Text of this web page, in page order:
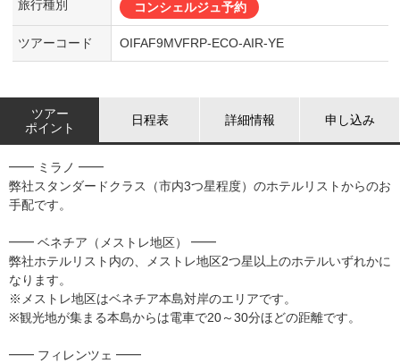
旅行種別 コンシェルジュ予約
ツアーコード OIFAF9MVFRP-ECO-AIR-YE
ツアー
ポイント
日程表 詳細情報 申し込み
━━ ミラノ ━━
弊社スタンダードクラス（市内3つ星程度）のホテルリストからのお
手配です。
━━ ベネチア（メストレ地区） ━━
弊社ホテルリスト内の、メストレ地区2つ星以上のホテルいずれかに
なります。
※メストレ地区はベネチア本島対岸のエリアです。
※観光地が集まる本島からは電車で20～30分ほどの距離です。
━━ フィレンツェ ━━